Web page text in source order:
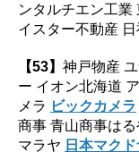
ンタルチエン工業
イスター不動産
【53】 神戸物産
ー イオン北海道
メラ ビックカメラ
商事 青山商事は
マラヤ 日本マク